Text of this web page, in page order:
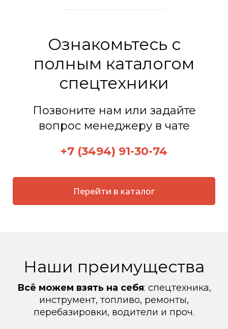
Ознакомьтесь с
полным каталогом
спецтехники
Позвоните нам или задайте
вопрос менеджеру в чате
+7 (3494) 91-30-74
Перейти в каталог
Наши преимущества
Всё можем взять на себя: спецтехника,
инструмент, топливо, ремонты,
перебазировки, водители и проч.